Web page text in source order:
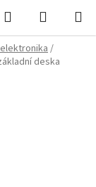
Hledat
KOŠÍK
/
deska